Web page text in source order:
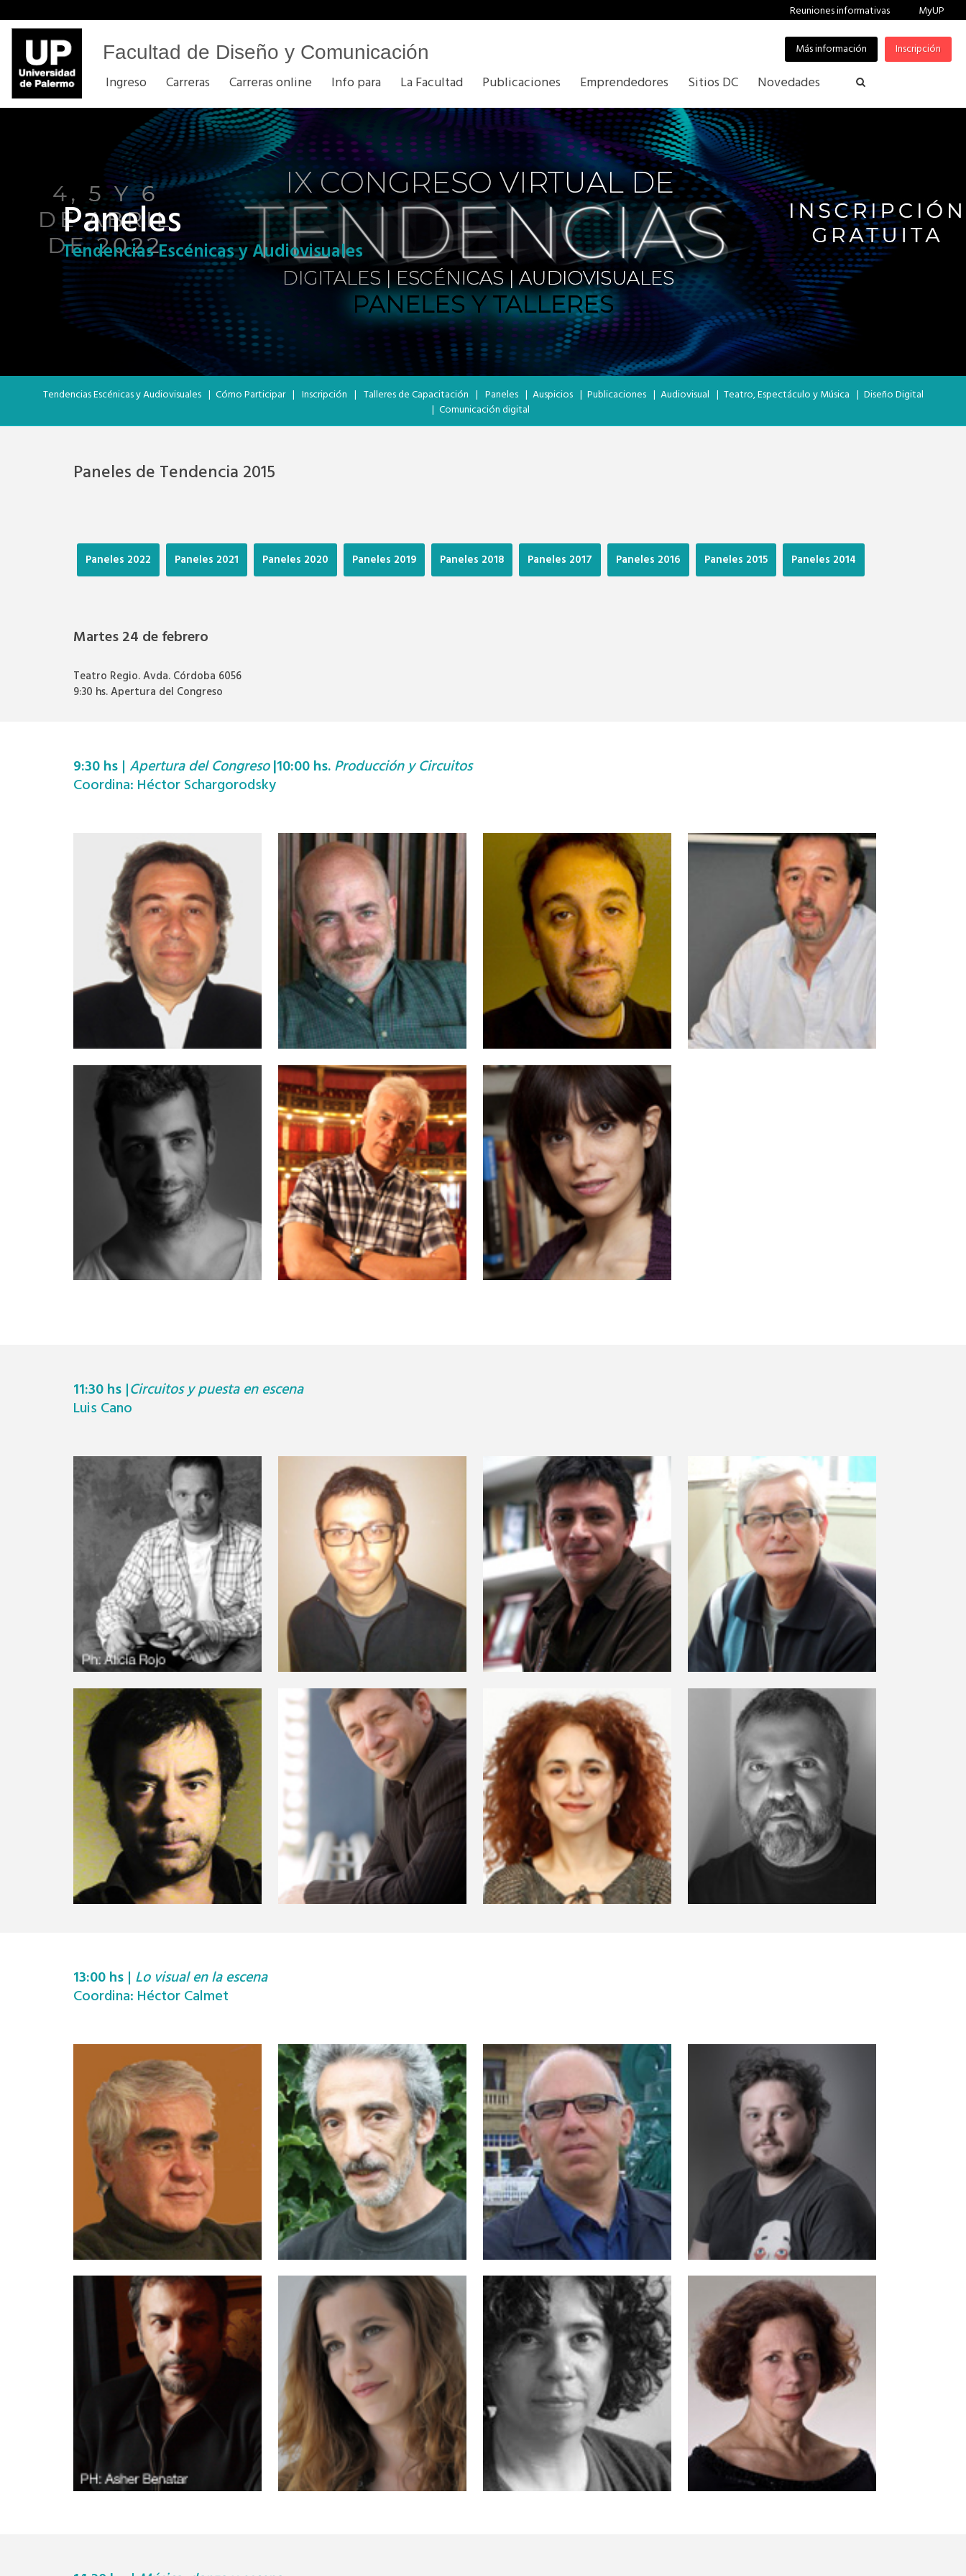
Reuniones informativas MyUP
Facultad de Diseño y Comunicación Inscripción
Más información
Ingreso Carreras Carreras online Info para La Facultad Publicaciones Emprendedores Sitios DC Novedades
Paneles
Tendencias Escénicas y Audiovisuales
Tendencias Escénicas y Audiovisuales | Cómo Participar | Inscripción | Talleres de Capacitación | Paneles | Auspicios | Publicaciones | Audiovisual | Teatro, Espectáculo y Música | Diseño Digital
| Comunicación digital
Paneles de Tendencia 2015
Paneles 2022 Paneles 2021 Paneles 2020 Paneles 2019 Paneles 2018 Paneles 2017 Paneles 2016 Paneles 2015 Paneles 2014
Martes 24 de febrero
Teatro Regio. Avda. Córdoba 6056
9:30 hs. Apertura del Congreso
9:30 hs | Apertura del Congreso|10:00 hs.Producción y Circuitos
Coordina: Héctor Schargorodsky
11:30 hs |Circuitos y puesta en escena
Luis Cano
13:00 hs | Lo visual en la escena
Coordina: Héctor Calmet